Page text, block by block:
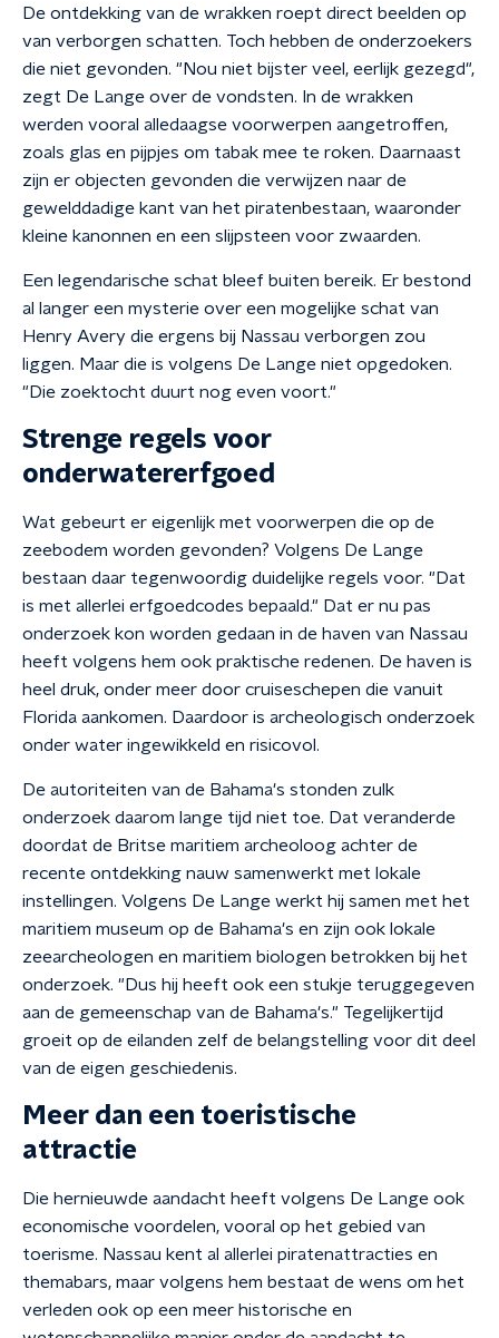
De ontdekking van de wrakken roept direct beelden op
van verborgen schatten. Toch hebben de onderzoekers
die niet gevonden. "Nou niet bijster veel, eerlijk gezegd",
zegt De Lange over de vondsten. In de wrakken
werden vooral alledaagse voorwerpen aangetroffen,
zoals glas en pijpjes om tabak mee te roken. Daarnaast
zijn er objecten gevonden die verwijzen naar de
gewelddadige kant van het piratenbestaan, waaronder
kleine kanonnen en een slijpsteen voor zwaarden.
Een legendarische schat bleef buiten bereik. Er bestond
al langer een mysterie over een mogelijke schat van
Henry Avery die ergens bij Nassau verborgen zou
liggen. Maar die is volgens De Lange niet opgedoken.
"Die zoektocht duurt nog even voort."
Strenge regels voor
onderwatererfgoed
Wat gebeurt er eigenlijk met voorwerpen die op de
zeebodem worden gevonden? Volgens De Lange
bestaan daar tegenwoordig duidelijke regels voor. "Dat
is met allerlei erfgoedcodes bepaald." Dat er nu pas
onderzoek kon worden gedaan in de haven van Nassau
heeft volgens hem ook praktische redenen. De haven is
heel druk, onder meer door cruiseschepen die vanuit
Florida aankomen. Daardoor is archeologisch onderzoek
onder water ingewikkeld en risicovol.
De autoriteiten van de Bahama's stonden zulk
onderzoek daarom lange tijd niet toe. Dat veranderde
doordat de Britse maritiem archeoloog achter de
recente ontdekking nauw samenwerkt met lokale
instellingen. Volgens De Lange werkt hij samen met het
maritiem museum op de Bahama's en zijn ook lokale
zeearcheologen en maritiem biologen betrokken bij het
onderzoek. "Dus hij heeft ook een stukje teruggegeven
aan de gemeenschap van de Bahama's." Tegelijkertijd
groeit op de eilanden zelf de belangstelling voor dit deel
van de eigen geschiedenis.
Meer dan een toeristische
attractie
Die hernieuwde aandacht heeft volgens De Lange ook
economische voordelen, vooral op het gebied van
toerisme. Nassau kent al allerlei piratenattracties en
themabars, maar volgens hem bestaat de wens om het
verleden ook op een meer historische en